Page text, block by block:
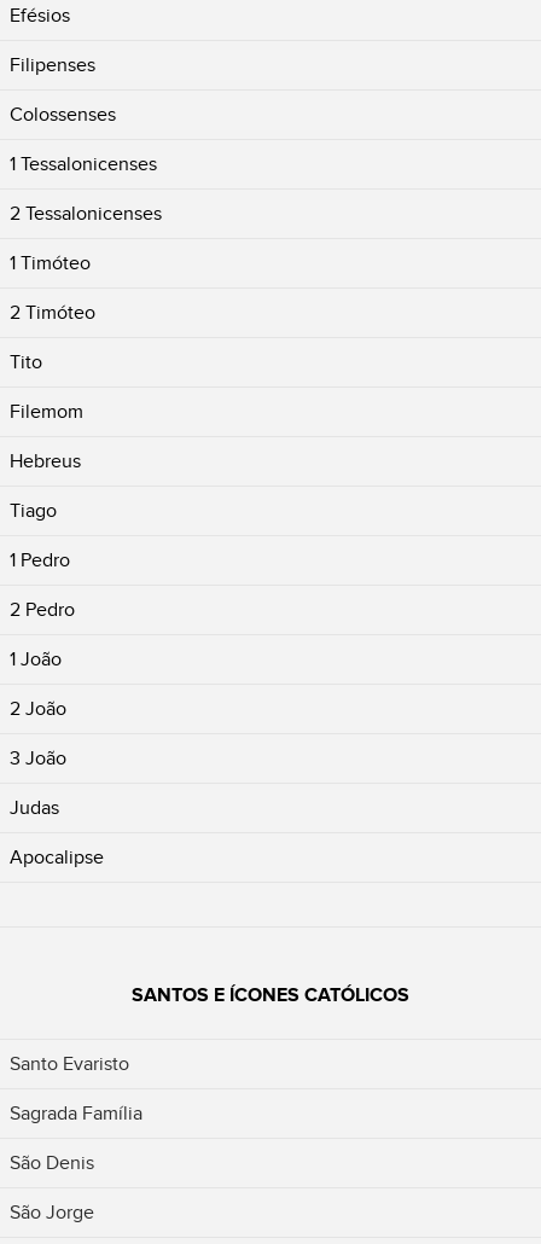
Efésios
Filipenses
Colossenses
1 Tessalonicenses
2 Tessalonicenses
1 Timóteo
2 Timóteo
Tito
Filemom
Hebreus
Tiago
1 Pedro
2 Pedro
1 João
2 João
3 João
Judas
Apocalipse
SANTOS E ÍCONES CATÓLICOS
Santo Evaristo
Sagrada Família
São Denis
São Jorge